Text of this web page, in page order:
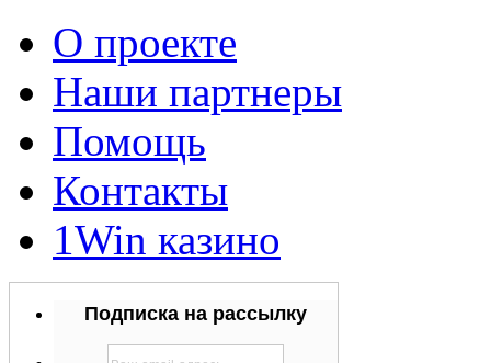
О проекте
Наши партнеры
Помощь
Контакты
1Win казино
Подписка на рассылку